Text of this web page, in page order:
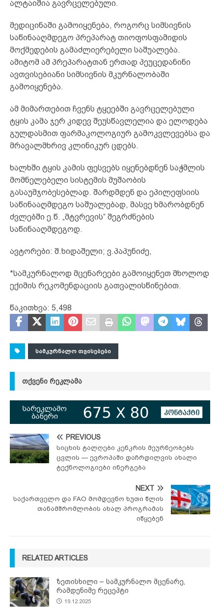
ალტაიშია გავრცელებული.
მედიცინაში გამოიყენება, როგორც სიმსივნის
საწინააღმდეგო პრეპარატ თიოფოსფამიდის
მოქმედების გამაძლიერებელი საშუალება.
ამიტომ ამ პრეპარატთან ერთად პეუცედანინი
ავთვისებიანი სიმსივნის მკურნალობაში
გამოიყენება.
ამ მიმართებით ჩვენს ტყეებში გავრცელებული
ტყის კამა ჯერ კიდევ შეუსწავლელია და ელოდება
გულდასმით ფარმაკოლოგიურ გამოკვლევებსა და
მრავალმხრივ კლინიკურ ცდებს.
ხალხში ტყის კამის ფესვებს იყენებდნენ საჭმლის
მომნელებელი სისტემის მუშაობის
გასაუმჯობესებლად. შარდმდენ და ეპილეფსიის
საწინააღმდეგო საშუალებად, მასვე ხმარობდნენ
ძვლებში ე.წ. „მტვრევის“ შეგრძნების
საწინააღმდეგოდ.
ავტორები: შ.ხიდაშელი; ვ.პაპუნიძე,
*სამკურნალოდ მცენარეები გამოიყენეთ მხოლოდ
ექიმის რეკომენდაციის გათვალისწინებით.
წაკითხვა: 5,498
ᲡᲐᲛᲙᲣᲠᲜᲐᲚᲝ ᲗᲕᲘᲡᲔᲑᲔᲑᲘ
ᲗᲥᲕᲔᲜᲘ ᲠᲔᲙᲚᲐᲛᲐ
PREVIOUS
სიცხის ტალღები კენკრის მეურნეობებს
ცვლის — ევროპაში დაჩრდილვის ახალი
ტექნოლოგიები ინერგება
NEXT
საქართველო და FAO მომდევნო ხუთი წლის
თანამშრომლობის ახალ პროგრამას
იწყებენ
RELATED ARTICLES
ზეთისხილი – სამკურნალო მცენარე,
რამდენიმე რეცეპტი
19.12.2025